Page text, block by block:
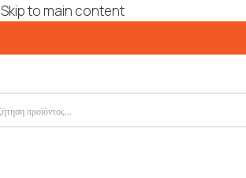
Skip to main content